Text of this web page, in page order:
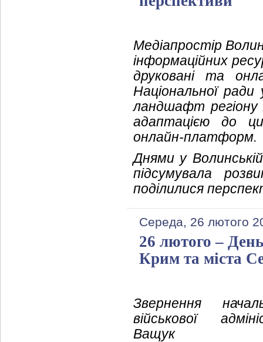
Медіапростір
інформаційних
друковані та
Національної ради
ландшафт регіону
адаптацією до
онлайн-платформ.
Днями у
підсумувала
поділилися
Середа, 26 лютого
26 лютого –
Крим та міста
Звернення
військової
Ващук